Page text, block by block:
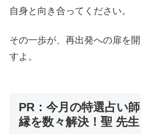
自身と向き合ってください。
その一歩が、再出発への扉を
すよ。
PR：今月の特選占い
縁を数々解決！聖 先生